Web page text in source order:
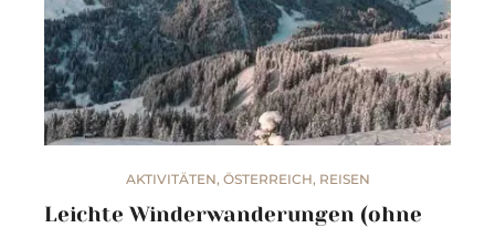
AKTIVITÄTEN, ÖSTERREICH, REISEN
Leichte Winderwanderungen (ohne